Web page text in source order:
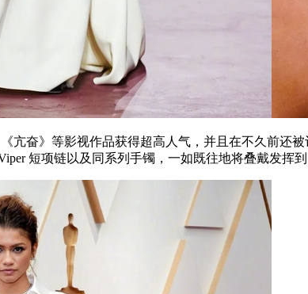
奋》等影视作品获得超高人气，并且在不久前还被
短项链以及同系列手镯，一如既往地将叠戴发挥到